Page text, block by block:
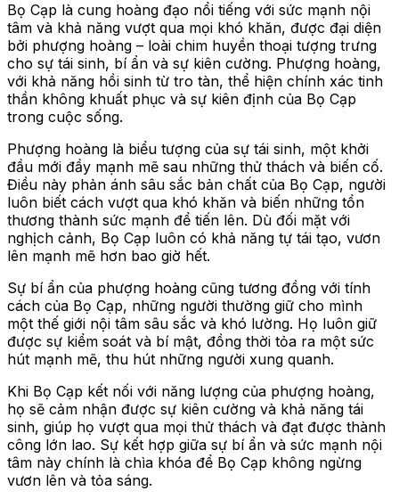
Bọ Cạp là cung hoàng đạo nổi tiếng với sức mạnh nội
tâm và khả năng vượt qua mọi khó khăn, được đại diện
bởi phượng hoàng – loài chim huyền thoại tượng trưng
cho sự tái sinh, bí ẩn và sự kiên cường. Phượng hoàng,
với khả năng hồi sinh từ tro tàn, thể hiện chính xác tinh
thần không khuất phục và sự kiên định của Bọ Cạp
trong cuộc sống.
Phượng hoàng là biểu tượng của sự tái sinh, một khởi
đầu mới đầy mạnh mẽ sau những thử thách và biến cố.
Điều này phản ánh sâu sắc bản chất của Bọ Cạp, người
luôn biết cách vượt qua khó khăn và biến những tổn
thương thành sức mạnh để tiến lên. Dù đối mặt với
nghịch cảnh, Bọ Cạp luôn có khả năng tự tái tạo, vươn
lên mạnh mẽ hơn bao giờ hết.
Sự bí ẩn của phượng hoàng cũng tương đồng với tính
cách của Bọ Cạp, những người thường giữ cho mình
một thế giới nội tâm sâu sắc và khó lường. Họ luôn giữ
được sự kiểm soát và bí mật, đồng thời tỏa ra một sức
hút mạnh mẽ, thu hút những người xung quanh.
Khi Bọ Cạp kết nối với năng lượng của phượng hoàng,
họ sẽ cảm nhận được sự kiên cường và khả năng tái
sinh, giúp họ vượt qua mọi thử thách và đạt được thành
công lớn lao. Sự kết hợp giữa sự bí ẩn và sức mạnh nội
tâm này chính là chìa khóa để Bọ Cạp không ngừng
vươn lên và tỏa sáng.